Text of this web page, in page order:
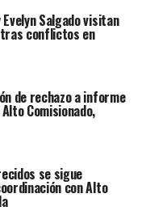
Salgado visitan
tras conflictos en
de rechazo a informe
Comisionado,
se sigue
con Alto